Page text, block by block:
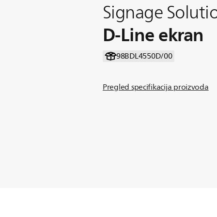
Signage
D-Line ekran
98BDL4550D/00
Pregled specifikacija proizvoda